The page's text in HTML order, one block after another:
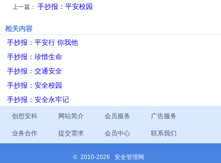
上一篇： 手抄报：平安校园
相关内容
手抄报：平安行 你我他
手抄报：珍惜生命
手抄报：交通安全
手抄报：安全校园
手抄报：安全永牢记
创想安科 网站简介 会员服务 广告服务
业务合作 提交需求 会员中心 联系我们
© 2010-2026 安全管理网